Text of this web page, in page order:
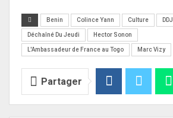
Benin Colince Yann Culture DDJ
Déchaîné Du Jeudi Hector Sonon
L'Ambassadeur de France au Togo Marc Vizy
Partager